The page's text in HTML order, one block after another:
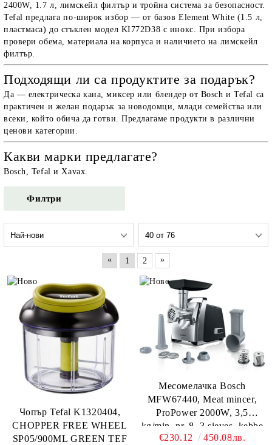
2400W, 1.7 л, лимскейл филтър и тройна система за безопасност.
Tefal предлага по-широк избор — от базов Element White (1.5 л,
пластмаса) до стъклен модел KI772D38 с инокс. При избора
провери обема, материала на корпуса и наличието на лимскейл
филтър.
Подходящи ли са продуктите за подарък?
Да — електрическа кана, миксер или блендер от Bosch и Tefal са
практичен и желан подарък за новодомци, млади семейства или
всеки, който обича да готви. Предлагаме продукти в различни
ценови категории.
Какви марки предлагате?
Bosch, Tefal и Xavax.
Филтри
« 1 2 »
Чопър Tefal K1320404,
CHOPPER FREE WHEEL
SP05/900ML GREEN TEF
Месомелачка Bosch
MFW67440, Meat mincer,
ProPower 2000W, 3,5
kg/min, nr. 8, 3 sieves, kebbe
attachment, shredder with 2
€230.12 450.08лв.